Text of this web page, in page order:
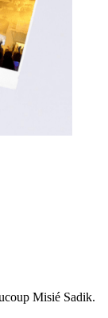
Misié Sadik.